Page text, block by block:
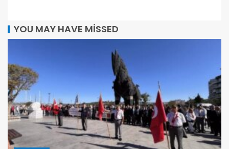
YOU MAY HAVE MISSED